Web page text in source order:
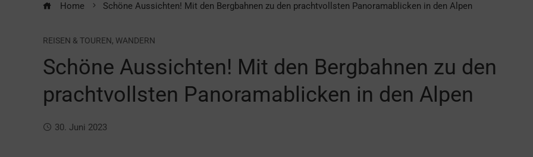
Home Schöne Aussichten! Mit den Bergbahnen zu den prachtvollsten Panoramablicken in den Alpen
REISEN & TOUREN, WANDERN
Schöne Aussichten! Mit den Bergbahnen zu den
prachtvollsten Panoramablicken in den Alpen
30. Juni 2023